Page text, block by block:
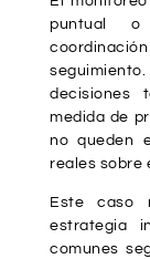
puntual o
decisiones
medida de
no queden
reales sobre
Este caso
estrategia
comunes